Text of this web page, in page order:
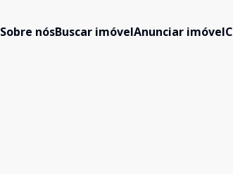
Sobre nósBuscar imóvelAnunciar imóvel